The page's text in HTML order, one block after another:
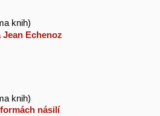
knih)
Echenoz
knih)
násilí